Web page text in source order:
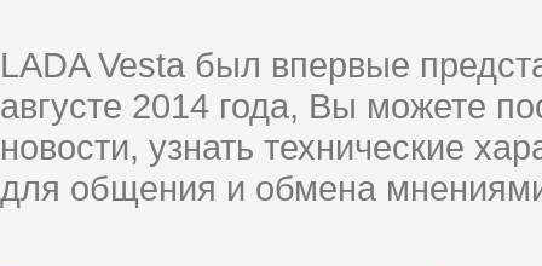
LADA Vesta был впервые
августе 2014 года, Вы можете
новости, узнать технические
для общения и обмена